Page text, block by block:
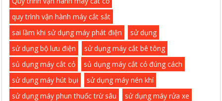
quy trình vận hành máy cắt sắt
sai lầm khi sử dụng máy phát điện
sử dụng
sử dụng bộ lưu điện
sử dụng máy cắt bê tông
sủ dụng máy cắt cỏ
sủ dụng máy cắt cỏ đúng cách
sử dụng máy hút bụi
sử dụng máy nén khí
sử dụng máy phun thuốc trừ sâu
sử dụng máy rửa xe